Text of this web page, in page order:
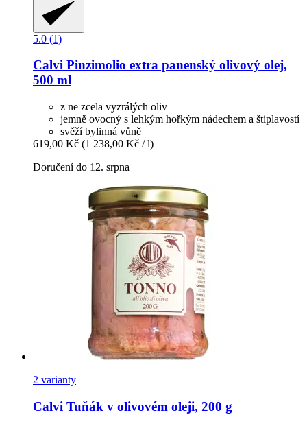
5.0 (1)
Calvi Pinzimolio extra panenský olivový olej,
500 ml
z ne zcela vyzrálých oliv
jemně ovocný s lehkým hořkým nádechem a štiplavostí
svěží bylinná vůně
619,00 Kč (1 238,00 Kč / l)
Doručení do 12. srpna
2 varianty
Calvi Tuňák v olivovém oleji, 200 g